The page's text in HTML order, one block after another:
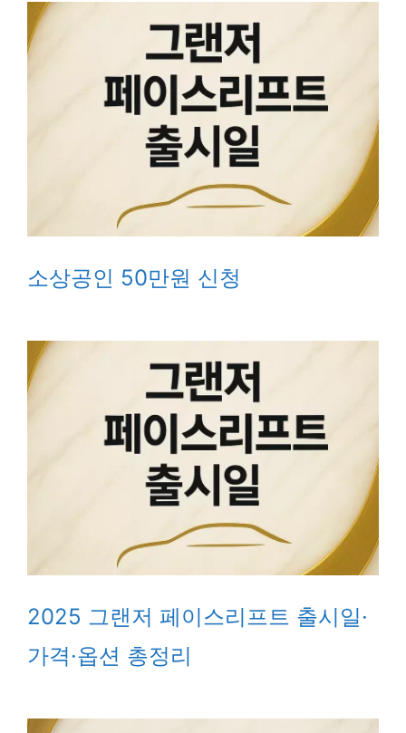
소상공인 50만원 신청
2025 그랜저 페이스리프트 출시일·
가격·옵션 총정리